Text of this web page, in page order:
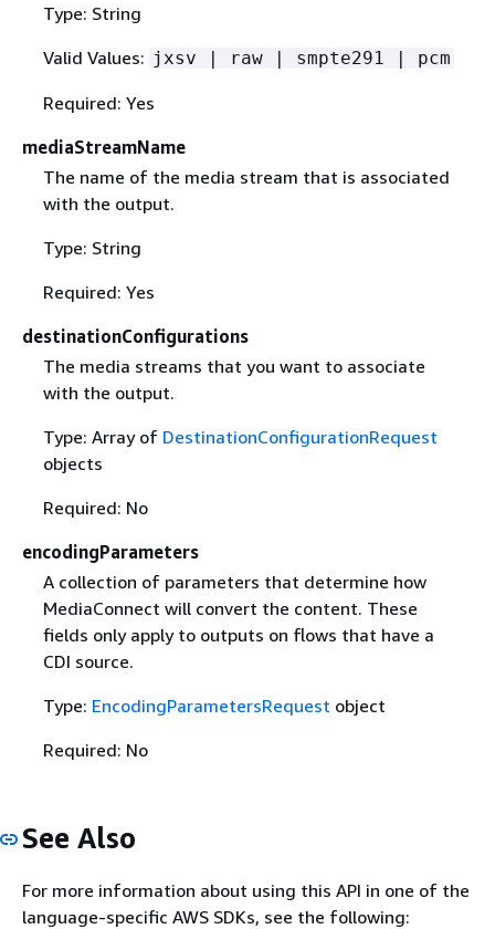
Type: String
Valid Values: jxsv | raw | smpte291 | pcm
Required: Yes
mediaStreamName
The name of the media stream that is associated
with the output.
Type: String
Required: Yes
destinationConfigurations
The media streams that you want to associate
with the output.
Type: Array of DestinationConfigurationRequest
objects
Required: No
encodingParameters
A collection of parameters that determine how
MediaConnect will convert the content. These
fields only apply to outputs on flows that have a
CDI source.
Type: EncodingParametersRequest object
Required: No
See Also
For more information about using this API in one of the
language-specific AWS SDKs, see the following: